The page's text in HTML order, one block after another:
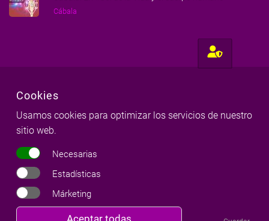
Cábala
Hecho con amor para gente amorosa
Copyright©2026
Aviso legal | Política de cookies
Términos y condiciones
Cookies
Usamos cookies para optimizar los servicios de nuestro
sitio web.
Necesarias
Estadísticas
Márketing
Aceptar todas